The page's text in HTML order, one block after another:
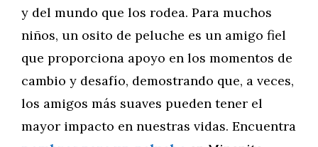
y del mundo que los rodea. Para muchos
niños, un osito de peluche es un amigo fiel
que proporciona apoyo en los momentos de
cambio y desafío, demostrando que, a veces,
los amigos más suaves pueden tener el
mayor impacto en nuestras vidas. Encuentra